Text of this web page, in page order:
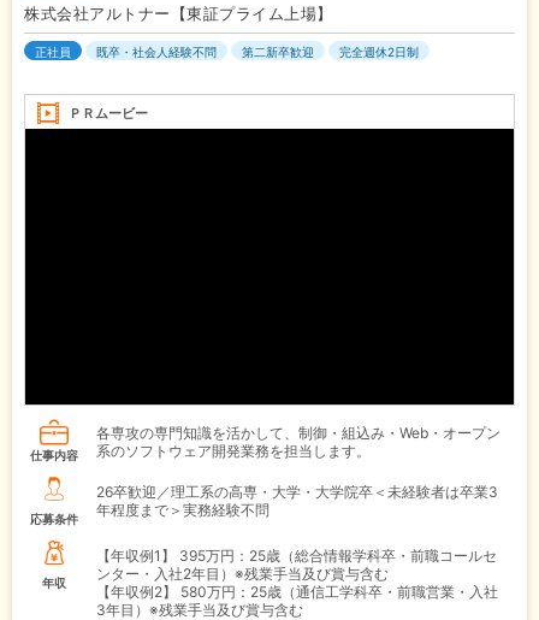
株式会社アルトナー【東証プライム上場】
正社員 既卒・社会人経験不問 第二新卒歓迎 完全週休2日制
ＰＲムービー
仕事内容
各専攻の専門知識を活かして、制御・組込み・Web・オープン
系のソフトウェア開発業務を担当します。
応募条件
26卒歓迎／理工系の高専・大学・大学院卒＜未経験者は卒業3
年程度まで＞実務経験不問
年収
【年収例1】
395万円：25歳（総合情報学科卒・前職コールセ
ンター・入社2年目）※残業手当及び賞与含む
【年収例2】
580万円：25歳（通信工学科卒・前職営業・入社
3年目）※残業手当及び賞与含む